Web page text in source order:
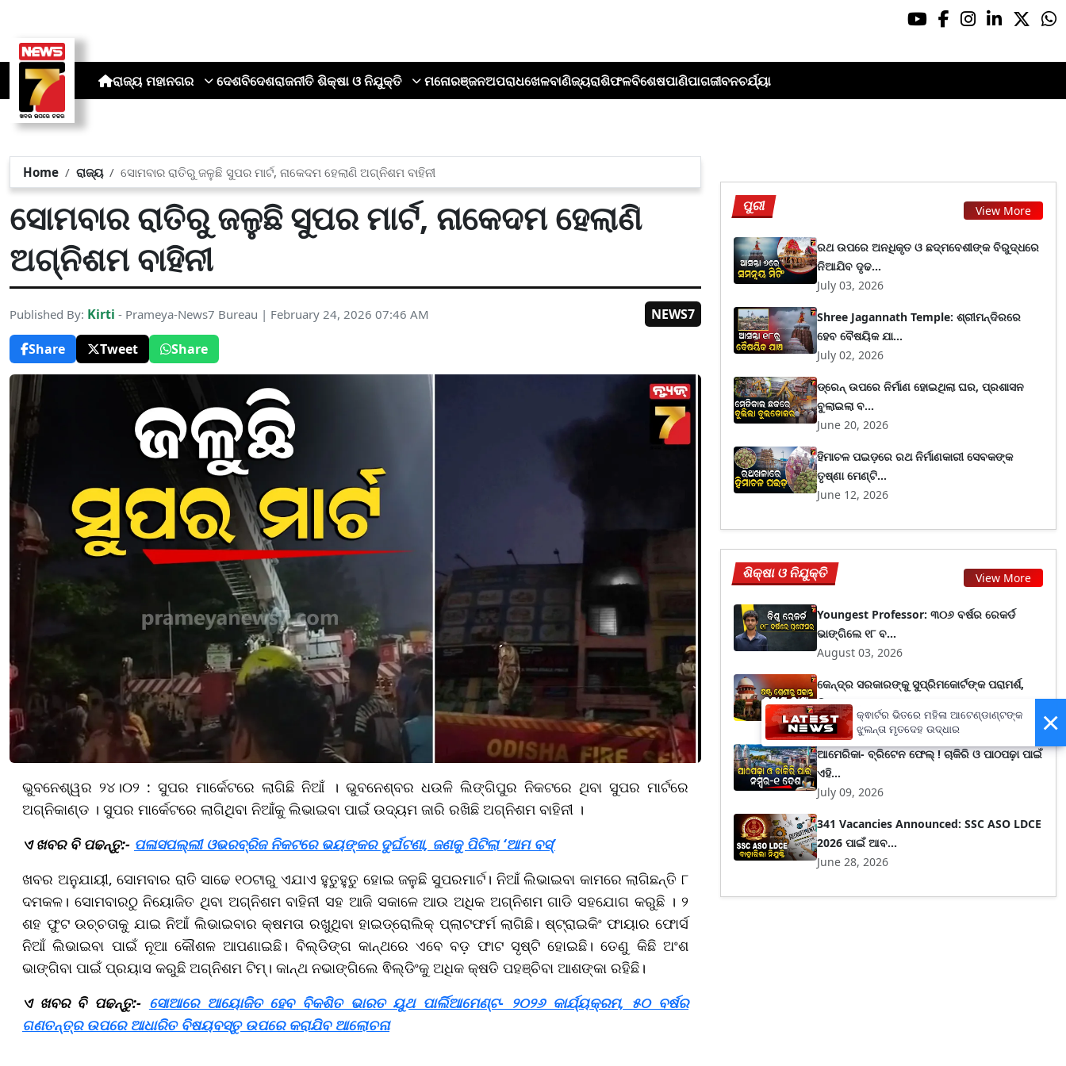
ରାଜ୍ୟ ମହାନଗର ଦେଶବିଦେଶରାଜନୀତି ଶିକ୍ଷା ଓ ନିଯୁକ୍ତି ମନୋରଞ୍ଜନଅପରାଧଖେଳବାଣିଜ୍ୟରାଶିଫଳବିଶେଷପାଣିପାଗଜୀବନଚର୍ଯ୍ୟା
Home ରାଜ୍ୟ ସୋମବାର ରାତିରୁ ଜଳୁଛି ସୁପର ମାର୍ଟ, ନାକେଦମ ହେଲାଣି ଅଗ୍ନିଶମ ବାହିନୀ
ସୋମବାର ରାତିରୁ ଜଳୁଛି ସୁପର ମାର୍ଟ, ନାକେଦମ ହେଲାଣି
ଅଗ୍ନିଶମ ବାହିନୀ
Published By: Kirti - Prameya-News7 Bureau | February 24, 2026 07:46 AM
NEWS7
Share
Tweet Share
ଭୁବନେଶ୍ୱର ୨୪।୦୨ : ସୁପର ମାର୍କେଟରେ ଲାଗିଛି ନିଆଁ । ଭୁବନେଶ୍ବର ଧଉଳି ଲିଙ୍ଗିପୁର ନିକଟରେ ଥିବା ସୁପର ମାର୍ଟରେ
ଅଗ୍ନିକାଣ୍ଡ । ସୁପର ମାର୍କେଟରେ ଲାଗିଥିବା ନିଆଁକୁ ଲିଭାଇବା ପାଇଁ ଉଦ୍ୟମ ଜାରି ରଖିଛି ଅଗ୍ନିଶମ ବାହିନୀ ।
ଏ ଖବର ବି ପଢନ୍ତୁ:- ପଳାସପଲ୍ଲୀ ଓଭରବ୍ରିଜ ନିକଟରେ ଭୟଙ୍କର ଦୁର୍ଘଟଣା, ଜଣକୁ ପିଟିଲା ‘ଆମ ବସ୍’
ଖବର ଅନୁଯାୟୀ, ସୋମବାର ରାତି ସାଢେ ୧୦ଟାରୁ ଏଯାଏ ହୁତୁହୁତୁ ହୋଇ ଜଳୁଛି ସୁପରମାର୍ଟ। ନିଆଁ ଲିଭାଇବା କାମରେ ଲାଗିଛନ୍ତି ୮
ଦମକଳ। ସୋମବାରଠୁ ନିୟୋଜିତ ଥିବା ଅଗ୍ନିଶମ ବାହିନୀ ସହ ଆଜି ସକାଳେ ଆଉ ଅଧିକ ଅଗ୍ନିଶମ ଗାଡି ସହଯୋଗ କରୁଛି । ୨
ଶହ ଫୁଟ ଉଚ୍ଚତାକୁ ଯାଇ ନିଆଁ ଲିଭାଇବାର କ୍ଷମତା ରଖୁଥିବା ହାଇଡ୍ରୋଲିକ୍ ପ୍ଲାଟଫର୍ମ ଲାଗିଛି। ଷ୍ଟ୍ରାଇକିଂ ଫାୟାର ଫୋର୍ସ
ନିଆଁ ଲିଭାଇବା ପାଇଁ ନୂଆ କୌଶଳ ଆପଣାଇଛି। ବିଲ୍ଡିଙ୍ଗ କାନ୍ଥରେ ଏବେ ବଡ଼ ଫାଟ ସୃଷ୍ଟି ହୋଇଛି। ତେଣୁ କିଛି ଅଂଶ
ଭାଙ୍ଗିବା ପାଇଁ ପ୍ରୟାସ କରୁଛି ଅଗ୍ନିଶମ ଟିମ୍। କାନ୍ଥ ନଭାଙ୍ଗିଲେ ଵିଲ୍ଡିଂକୁ ଅଧିକ କ୍ଷତି ପହଞ୍ଚିବା ଆଶଙ୍କା ରହିଛି।
ଏ ଖବର ବି ପଢନ୍ତୁ:- ସୋଆରେ ଆୟୋଜିତ ହେବ ବିକଶିତ ଭାରତ ୟୁଥ ପାର୍ଲିଆମେଣ୍ଟ- ୨୦୨୬ କାର୍ଯ୍ୟକ୍ରମ, ୫୦ ବର୍ଷର
ଗଣତନ୍ତ୍ର ଉପରେ ଆଧାରିତ ବିଷୟବସ୍ତୁ ଉପରେ କରାଯିବ ଆଲୋଚନା
ପୁରୀ View More
ରଥ ଉପରେ ଅନଧିକୃତ ଓ ଛଦ୍ମବେଶୀଙ୍କ ବିରୁଦ୍ଧରେ
ନିଆଯିବ ଦୃଢ...
July 03, 2026
Shree Jagannath Temple: ଶ୍ରୀମନ୍ଦିରରେ
ହେବ ବୈଷୟିକ ଯା...
July 02, 2026
ଡ୍ରେନ୍ ଉପରେ ନିର୍ମାଣ ହୋଇଥିଲା ଘର, ପ୍ରଶାସନ
ବୁଲାଇଲା ବ...
June 20, 2026
ହିମାଚଳ ପଇଡ଼ରେ ରଥ ନିର୍ମାଣକାରୀ ସେବକଙ୍କ
ତୃଷ୍ଣା ମେଣ୍ଟି...
June 12, 2026
ଶିକ୍ଷା ଓ ନିଯୁକ୍ତି View More
Youngest Professor: ୩୦୬ ବର୍ଷର ରେକର୍ଡ
ଭାଙ୍ଗିଲେ ୧୮ ବ...
August 03, 2026
କେନ୍ଦ୍ର ସରକାରଙ୍କୁ ସୁପ୍ରିମକୋର୍ଟଙ୍କ ପରାମର୍ଶ,
ପିଲାଙ୍କ...
July 16, 2026
ଆମେରିକା- ବ୍ରିଟେନ ଫେଲ୍ ! ଚାକିରି ଓ ପାଠପଢ଼ା ପାଇଁ
ଏହି...
July 09, 2026
341 Vacancies Announced: SSC ASO LDCE
2026 ପାଇଁ ଆବ...
June 28, 2026
×
କ୍ଵାର୍ଟର ଭିତରେ ମହିଳା ଆଟେଣ୍ଡାଣ୍ଟଙ୍କ
ଝୁଲନ୍ତା ମୃତଦେହ ଉଦ୍ଧାର